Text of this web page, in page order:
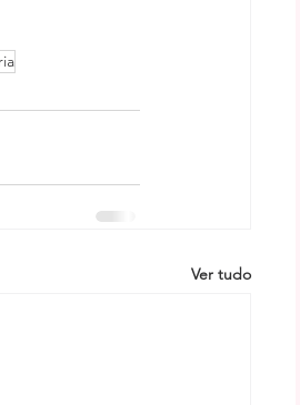
Ver tudo